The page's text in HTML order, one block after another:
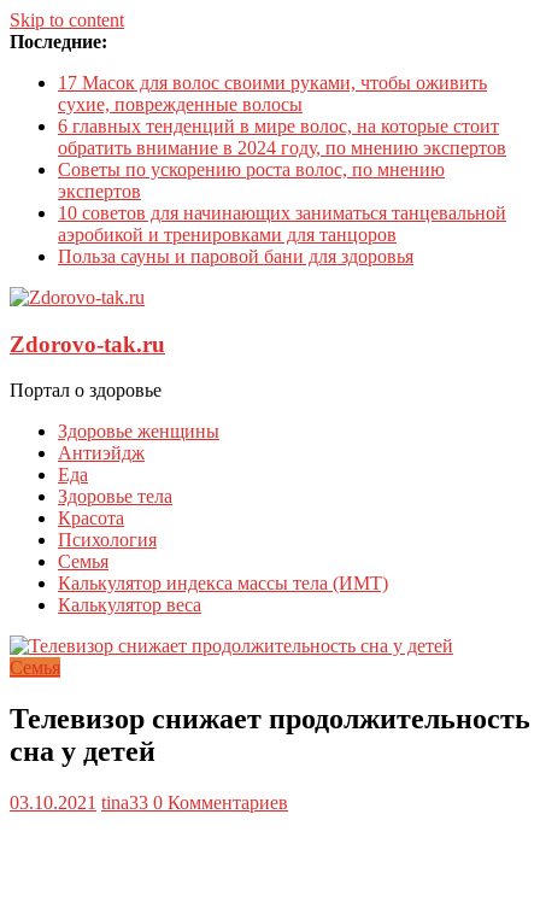
Skip to content
Последние:
17 Масок для волос своими руками, чтобы оживить
сухие, поврежденные волосы
6 главных тенденций в мире волос, на которые стоит
обратить внимание в 2024 году, по мнению экспертов
Советы по ускорению роста волос, по мнению
экспертов
10 советов для начинающих заниматься танцевальной
аэробикой и тренировками для танцоров
Польза сауны и паровой бани для здоровья
Zdorovo-tak.ru
Портал о здоровье
Здоровье женщины
Антиэйдж
Еда
Здоровье тела
Красота
Психология
Семья
Калькулятор индекса массы тела (ИМТ)
Калькулятор веса
Семья
Телевизор снижает продолжительность
сна у детей
03.10.2021 tina33 0 Комментариев